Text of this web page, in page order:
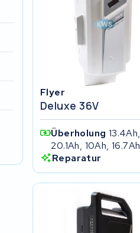
Flyer
Deluxe 36V
Überholung 13.4Ah,
20.1Ah, 10Ah, 16.7Ah
Reparatur